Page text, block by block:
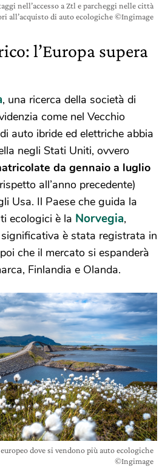
nell’accesso a Ztl e parcheggi nelle città
all’acquisto di auto ecologiche ©Ingimage
l’Europa supera
, una ricerca della società di
come nel Vecchio
auto ibride ed elettriche abbia
negli Stati Uniti, ovvero
da gennaio a luglio
all’anno precedente)
Usa. Il Paese che guida la
ecologici è la Norvegia,
è stata registrata in
che il mercato si espanderà
Finlandia e Olanda.
dove si vendono più auto ecologiche
©Ingimage